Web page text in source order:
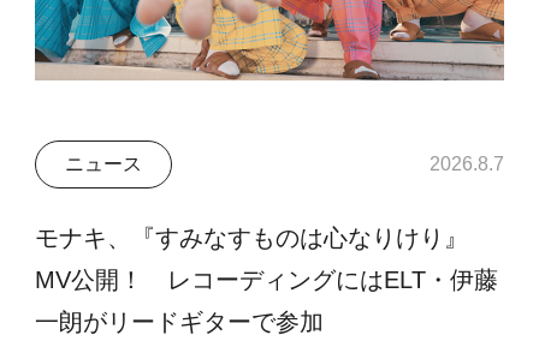
ニュース 2026.8.7
モナキ、『すみなすものは心なりけり』
MV公開！ レコーディングにはELT・伊藤
一朗がリードギターで参加